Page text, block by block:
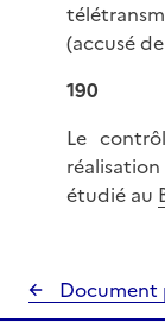
(accusé
190
Le
étudié au
Document